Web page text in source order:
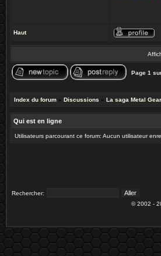
Haut
Page 1
Index du forum » Discussions » La saga Metal
Qui est en ligne
Utilisateurs parcourant ce forum: Aucun utilisateur
Rechercher:
© 2002 -